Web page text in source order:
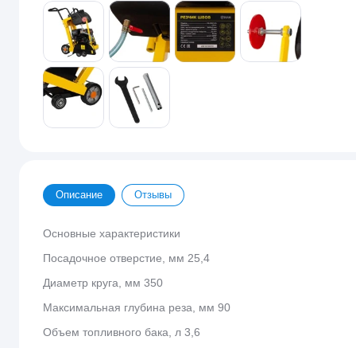
Описание Отзывы
Основные характеристики
Посадочное отверстие, мм 25,4
Диаметр круга, мм 350
Максимальная глубина реза, мм 90
Объем топливного бака, л 3,6